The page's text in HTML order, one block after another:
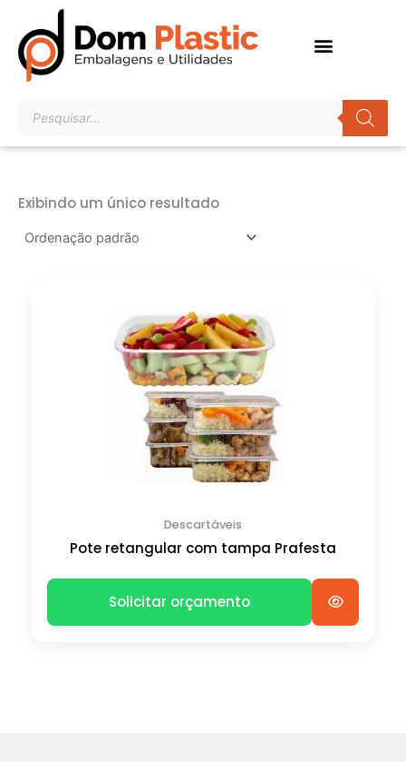
para
conteúdo
produtos
Exibindo um único resultado
Descartáveis
Pote retangular com tampa Prafesta
Solicitar orçamento